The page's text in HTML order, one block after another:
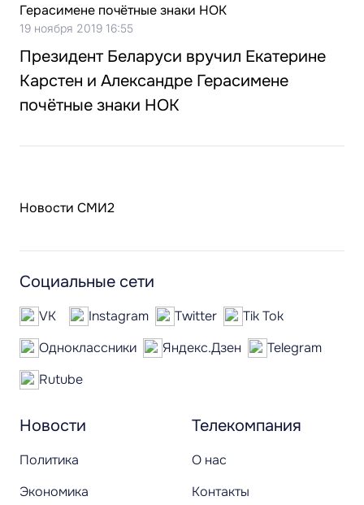
19 ноября 2019 16:55
Президент Беларуси вручил Екатерине
Карстен и Александре Герасимене
почётные знаки НОК
Новости СМИ2
Новости
Политика
Экономика
Телекомпания
О нас
Контакты
Социальные сети
VK Instagram Twitter
Tik Tok
Одноклассники
Яндекс.Дзен
Telegram
Rutube